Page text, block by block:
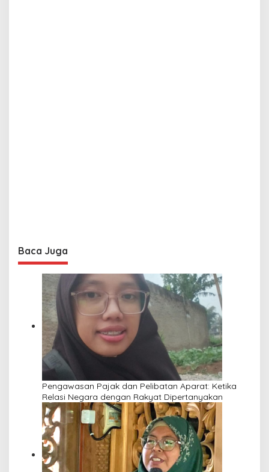
Baca Juga
Pengawasan Pajak dan Pelibatan Aparat: Ketika
Relasi Negara dengan Rakyat Dipertanyakan